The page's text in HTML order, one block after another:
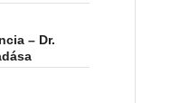
– Dr.